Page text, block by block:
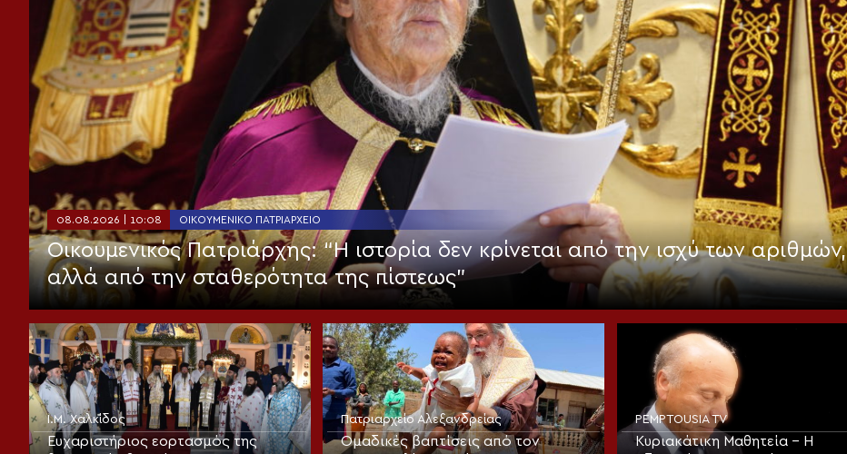
08.08.2026 | 10:08 ΟΙΚΟΥΜΕΝΙΚΌ ΠΑΤΡΙΑΡΧΕΊΟ
Οικουμενικός Πατριάρχης: “Η ιστορία δεν κρίνεται από την ισχύ των αριθμών,
αλλά από την σταθερότητα της πίστεως”
Ι.Μ. Χαλκίδος
Ευχαριστήριος εορτασμός της
Πατριαρχείο Αλεξανδρείας
Ομαδικές βαπτίσεις από τον
PEMPTOUSIA TV
Κυριακάτικη Μαθητεία – Η